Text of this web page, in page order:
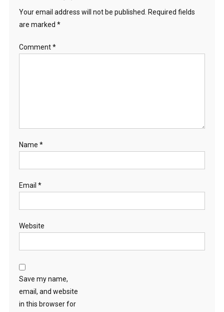
Your email address will not be published.
Required fields
are marked *
Comment*
Name *
Email *
Website
Save my name,
email, and website
in this browser for